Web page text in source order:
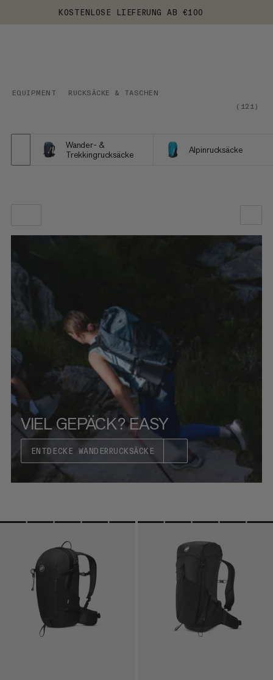
KOSTENLOSE LIEFERUNG AB €100
EQUIPMENT
RUCKSÄCKE & TASCHEN
( 121)
Wander- &
Trekkingrucksäcke
Alpinrucksäcke
NIEDRIGSTER PREIS
VIEL GEPÄCK? EASY
ENTDECKE WANDERRUCKSÄCKE